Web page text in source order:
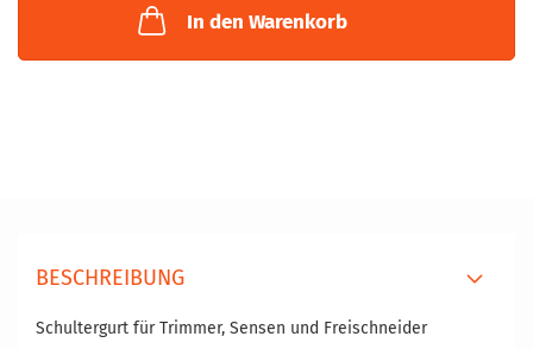
In den Warenkorb
BESCHREIBUNG
Schultergurt für Trimmer, Sensen und Freischneider